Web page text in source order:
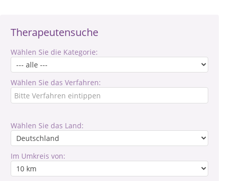
Therapeutensuche
Wählen Sie die Kategorie:
Wählen Sie das Verfahren:
Wählen Sie das Land:
Im Umkreis von: